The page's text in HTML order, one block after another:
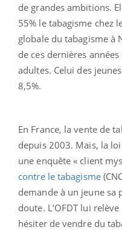
de grandes ambitions.
55% le tabagisme chez
globale du tabagisme à
de ces dernières
adultes. Celui des
8,5%.
En France, la vente de
depuis 2003. Mais, la
une enquête « client
contre le tabagisme
demande à un jeune sa
doute. L’OFDT lui
hésiter de vendre du